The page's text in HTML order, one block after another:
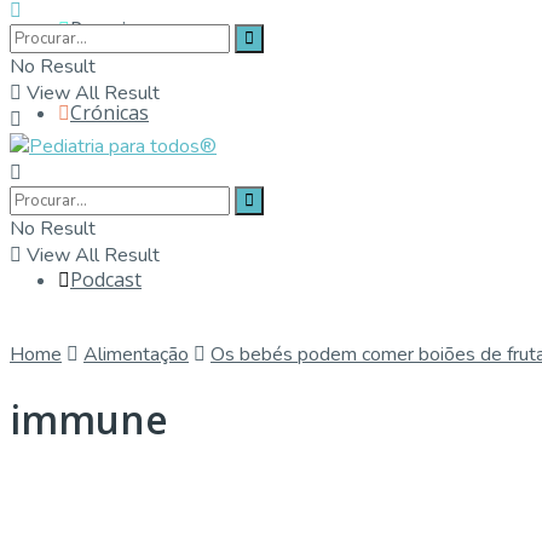
Parceiros
Crónicas
Contactos
Podcast
No Result
View All Result
No Result
View All Result
Home Alimentação Os bebés podem comer boiões de
immune